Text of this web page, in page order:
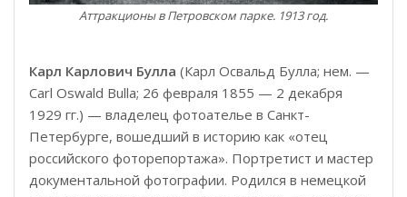
Аттракционы в Петровском парке. 1913 год.
Карл Карлович Булла (Карл Освальд Булла; нем. —
Carl Oswald Bulla; 26 февраля 1855 — 2 декабря
1929 гг.) — владелец фотоателье в Санкт-
Петербурге, вошедший в историю как «отец
российского фоторепортажа». Портретист и мастер
документальной фотографии. Родился в немецкой